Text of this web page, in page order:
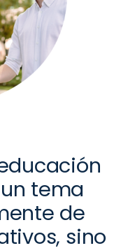
tema
de
, sino